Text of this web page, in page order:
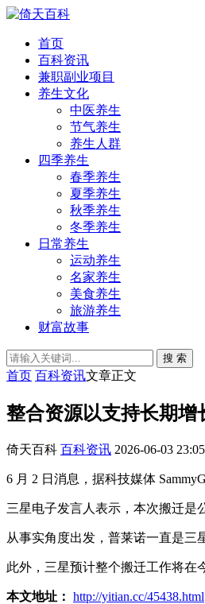
首页
百科资讯
兼职副业项目
养生文化
中医养生
节气养生
养生人群
四季养生
春季养生
夏季养生
秋季养生
冬季养生
日常养生
运动养生
名家养生
美食养生
旅游养生
财富故事
搜 索
首页 百科资讯文章正文
整合资源以支持长期增
倚天百科 百科资讯 2026-06-03
6 月 2 日消息，据科技媒体
三星电子发言人表示，本次搬迁是
从事实角度出发，普莱诺一直是三
此外，三星预计整个搬迁工作将在
本文地址： http://yitian.cc/45438.html